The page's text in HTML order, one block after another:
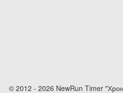
© 2012 - 2026 NewRun Timer